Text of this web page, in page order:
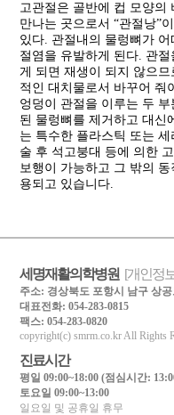
고관절은 골반에 컵 모양의
만나는 곳으로서 “관절낭”
있다. 관절내의 물렁뼈가
절염을 유발하게 된다. 관
게 되면 재생이 되지 않으
적인 대치물로서 바꾸어 줘
엉덩이 관절을 이루는 두
된 물렁뼈를 제거하고 대신
는 특수한 플라스틱 또는
술 후 석고붕대 등에 의한
보행이 가능하고 그 밖의
용되고 있습니다.
세명재활의학병원 [개인정
주소: 경상북도 포항시 남구 상
대표전화: 054-283-0815
팩스: 054-283-0820
copyright(c) smrm.co.kr All Rights
진료시간
평일 09:00~18:00 (점심시간:
토요일 09:00~13:00
일요일 및 공휴일 휴무